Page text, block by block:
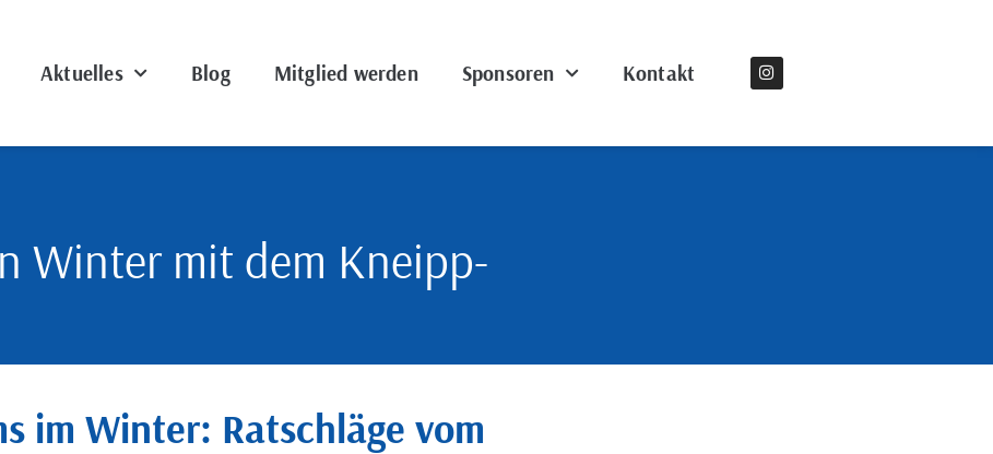
Aktuelles Blog Mitglied werden Sponsoren Kontakt
Winter mit dem Kneipp-
im Winter: Ratschläge vom